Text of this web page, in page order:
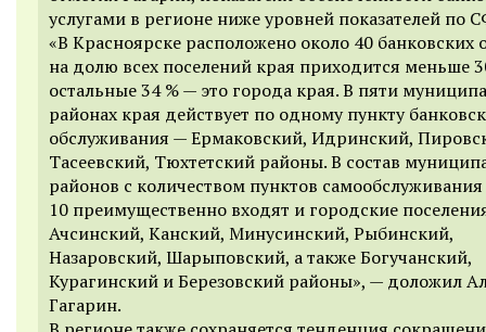
услугами в регионе ниже уровней показателей по
«В Красноярске расположено около 40 банковских
на долю всех поселений края приходится меньше
остальные 34 % — это города края. В пяти
районах края действует по одному пункту
обслуживания — Ермаковский, Идринский,
Тасеевский, Тюхтетский районы. В состав
районов с количеством пунктов самообслуживания
10 преимущественно входят и городские
Ачсинский, Канский, Минусинский, Рыбинский,
Назаровский, Шарыповский, а также Богучанский,
Курагинский и Березовский районы», — доложил
Гагарин.